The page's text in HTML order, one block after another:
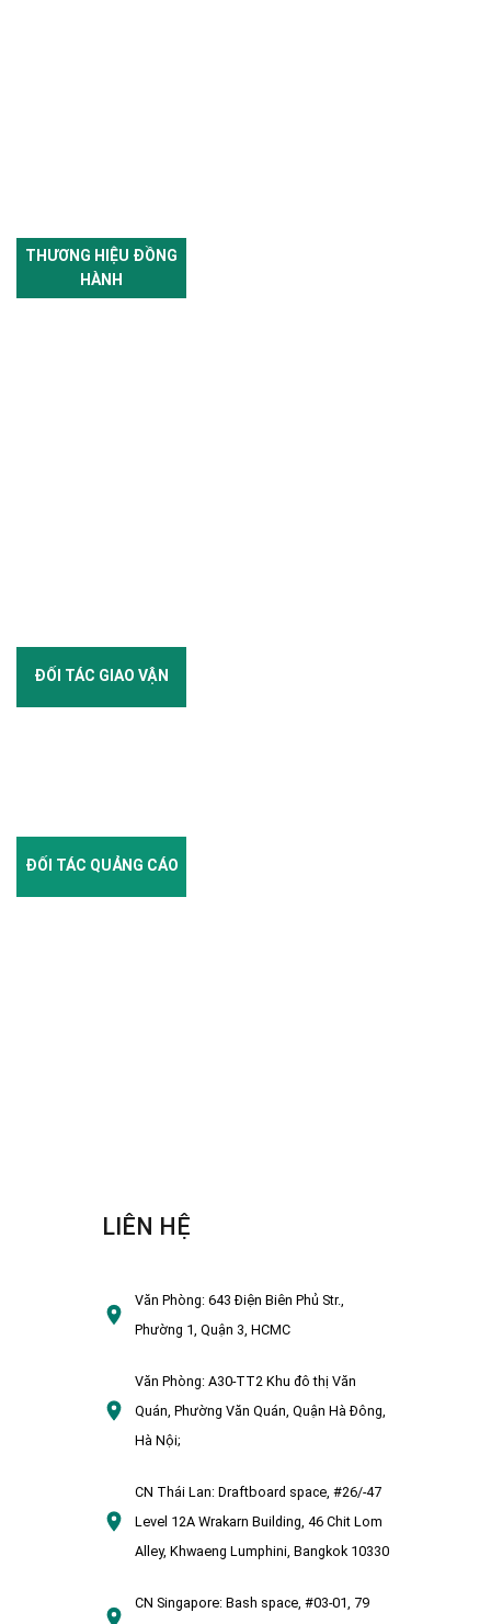
THƯƠNG HIỆU ĐỒNG
HÀNH
ĐỐI TÁC GIAO VẬN
ĐỐI TÁC QUẢNG CÁO
LIÊN HỆ
Văn Phòng:643 Điện Biên Phủ Str.,
Phường 1, Quận 3, HCMC
Văn Phòng:A30-TT2 Khu đô thị Văn
Quán, Phường Văn Quán, Quận Hà Đông,
Hà Nội;
CN Thái Lan: Draftboard space, #26/-47
Level 12A Wrakarn Building, 46 Chit Lom
Alley, Khwaeng Lumphini, Bangkok 10330
CN Singapore: Bash space, #03-01, 79